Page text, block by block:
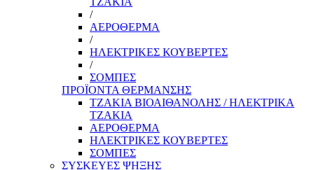
/
ΑΕΡΟΘΕΡΜΑ
/
ΗΛΕΚΤΡΙΚΕΣ ΚΟΥΒΕΡΤΕΣ
/
ΣΟΜΠΕΣ
ΠΡΟΪΟΝΤΑ ΘΕΡΜΑΝΣΗΣ
ΤΖΑΚΙΑ ΒΙΟΑΙΘΑΝΟΛΗΣ / ΗΛΕΚΤΡΙΚΑ
ΤΖΑΚΙΑ
ΑΕΡΟΘΕΡΜΑ
ΗΛΕΚΤΡΙΚΕΣ ΚΟΥΒΕΡΤΕΣ
ΣΟΜΠΕΣ
ΣΥΣΚΕΥΕΣ ΨΗΞΗΣ